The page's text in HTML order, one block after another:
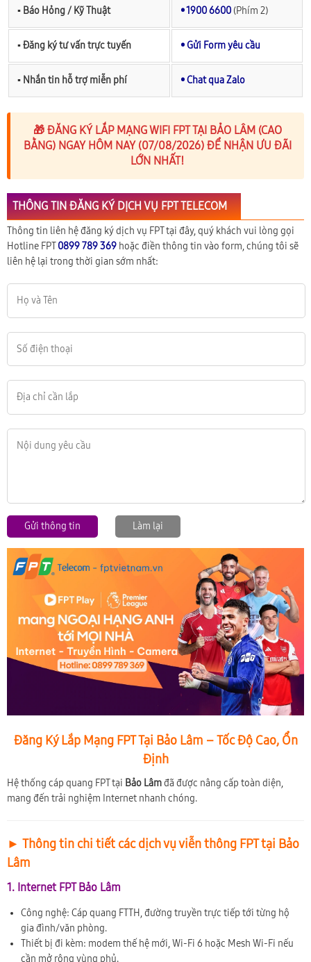
▪︎ Báo Hỏng / Kỹ Thuật • 1900 6600 (Phím 2)
▪︎ Đăng ký tư vấn trực tuyến • Gửi Form yêu cầu
▪︎ Nhắn tin hỗ trợ miễn phí • Chat qua Zalo
🎁 ĐĂNG KÝ LẮP MẠNG WIFI FPT TẠI BẢO LÂM (CAO
BẰNG) NGAY HÔM NAY (07/08/2026) ĐỂ NHẬN ƯU ĐÃI
LỚN NHẤT!
THÔNG TIN ĐĂNG KÝ DỊCH VỤ FPT TELECOM
Thông tin liên hệ đăng ký dịch vụ FPT tại đây, quý khách vui lòng gọi
Hotline FPT0899 789 369 hoặc điền thông tin vào form, chúng tôi sẽ
liên hệ lại trong thời gian sớm nhất:
Gửi thông tin Làm lại
Đăng Ký Lắp Mạng FPT Tại Bảo Lâm – Tốc Độ Cao, Ổn
Định
Hệ thống cáp quang FPT tại Bảo Lâmđã được nâng cấp toàn diện,
mang đến trải nghiệm Internet nhanh chóng.
► Thông tin chi tiết các dịch vụ viễn thông FPT tại Bảo
Lâm
1. Internet FPT Bảo Lâm
Công nghệ: Cáp quang FTTH, đường truyền trực tiếp tới từng hộ
gia đình/văn phòng.
Thiết bị đi kèm: modem thế hệ mới, Wi-Fi 6 hoặc Mesh Wi-Fi nếu
cần mở rộng vùng phủ.